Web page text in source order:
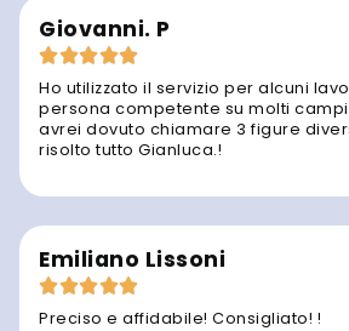
Giovanni. P
Ho utilizzato il servizio per alcuni
persona competente su molti
avrei dovuto chiamare 3 figure
risolto tutto Gianluca.!
Emiliano Lissoni
Preciso e affidabile! Consigliato! !